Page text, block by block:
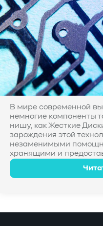
В мире современной
немногие компоненты
нишу, как Жесткие
зарождения этой
незаменимыми
хранящими и